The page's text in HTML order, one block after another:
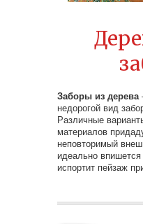
Заборы из дерева
недорогой вид
Различные
материалов
неповторимый
идеально
испортит пейзаж